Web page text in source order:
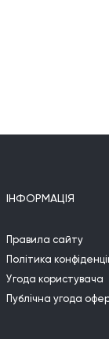
ІНФОРМАЦІЯ
Правила сайту
Політика
Угода користувача
Публічна угода